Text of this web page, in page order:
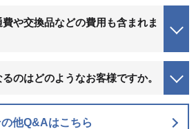
や交換品などの費用も含まれま
のはどのようなお客様ですか。
の他Q&Aはこちら